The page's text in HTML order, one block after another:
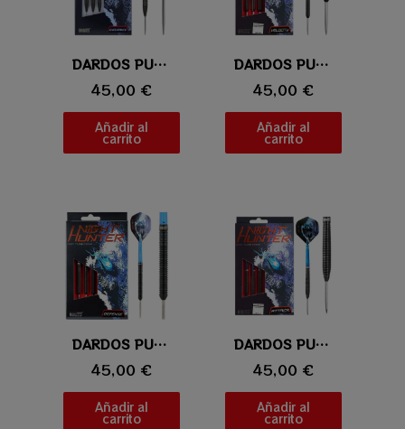
Vista rápidaDARDOS PUNTA DE ACERO ONE80 NIGHT HUNTER ENDURANCE
45,00 €
Añadir al
carrito
Vista rápidaDARDOS PUNTA DE ACERO ONE80 NIGHT HUNTER VELOCITY
45,00 €
Añadir al
carrito
Vista rápidaDARDOS PUNTA DE ACERO ONE80 NIGHT HUNTER DEFENSE
45,00 €
Añadir al
carrito
Vista rápidaDARDOS PUNTA DE ACERO ONE80 NIGHT HUNTER ATTACK
45,00 €
Añadir al
carrito